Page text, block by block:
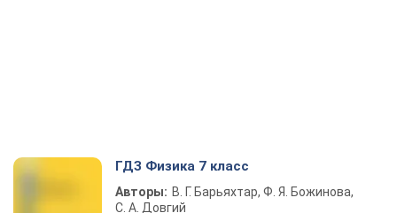
ГДЗ Физика 7 класс
Авторы: В. Г. Барьяхтар, Ф. Я. Божинова,
С. А. Довгий